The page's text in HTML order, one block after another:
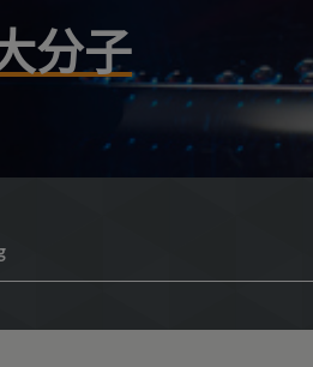
分子